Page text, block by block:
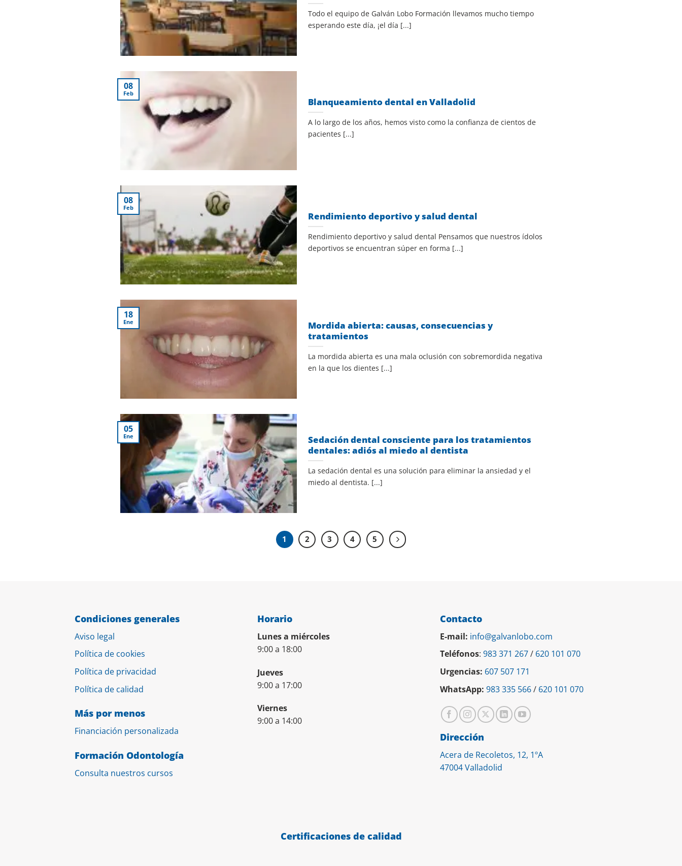
Todo el equipo de Galván Lobo Formación llevamos mucho tiempo
esperando este día, ¡el día [...]
Blanqueamiento dental en Valladolid
A lo largo de los años, hemos visto como la confianza de cientos de
pacientes [...]
08
Feb
Rendimiento deportivo y salud dental
Rendimiento deportivo y salud dental Pensamos que nuestros ídolos
deportivos se encuentran súper en forma [...]
08
Feb
Mordida abierta: causas, consecuencias y
tratamientos
La mordida abierta es una mala oclusión con sobremordida negativa
en la que los dientes [...]
18
Ene
Sedación dental consciente para los tratamientos
dentales: adiós al miedo al dentista
La sedación dental es una solución para eliminar la ansiedad y el
miedo al dentista. [...]
05
Ene
1 2 3 4 5
Condiciones generales
Aviso legal
Política de cookies
Política de privacidad
Política de calidad
Más por menos
Financiación personalizada
Formación Odontología
Consulta nuestros cursos
Horario
Lunes a miércoles
9:00 a 18:00
Jueves
9:00 a 17:00
Viernes
9:00 a 14:00
Contacto
E-mail: info@galvanlobo.com
Teléfonos: 983 371 267/ 620 101 070
Urgencias: 607 507 171
WhatsApp: 983 335 566/ 620 101 070
Dirección
Acera de Recoletos, 12, 1ºA
47004 Valladolid
Certificaciones de calidad